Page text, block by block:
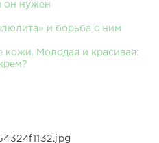
он нужен
и борьба с ним
кожи. Молодая и красивая: